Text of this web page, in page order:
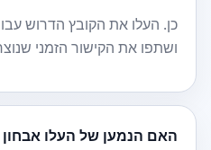
כן. העלו את הקובץ הדרוש
ושתפו את הקישור הזמני
האם הנמען של העלו